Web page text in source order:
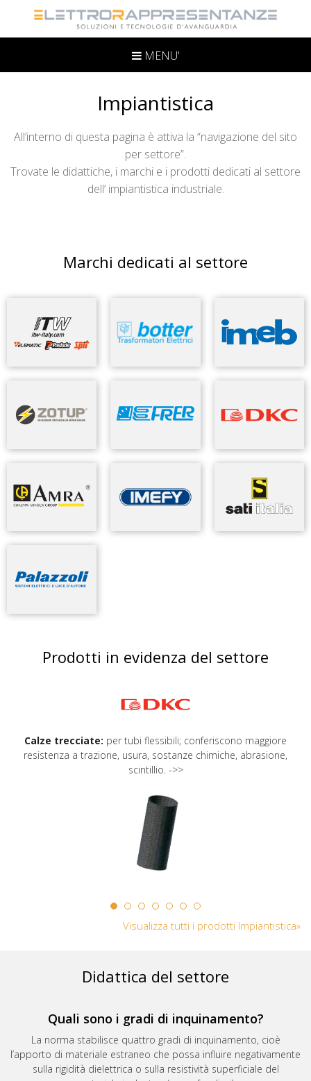
MENU'
Impiantistica
All’interno di questa pagina è attiva la “navigazione del sito
per settore”.
Trovate le didattiche, i marchi e i prodotti dedicati al settore
dell’ impiantistica industriale.
Marchi dedicati al settore
Prodotti in evidenza del settore
Calze trecciate: per tubi flessibili; conferiscono maggiore
resistenza a trazione, usura, sostanze chimiche, abrasione,
scintillio. ->>
Visualizza tutti i prodotti Impiantistica»
Didattica del settore
Quali sono i gradi di inquinamento?
La norma stabilisce quattro gradi di inquinamento, cioè
l’apporto di materiale estraneo che possa influire negativamente
sulla rigidità dielettrica o sulla resistività superficiale del